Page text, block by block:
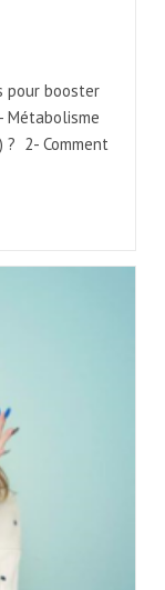
pour booster
Métabolisme
? 2- Comment